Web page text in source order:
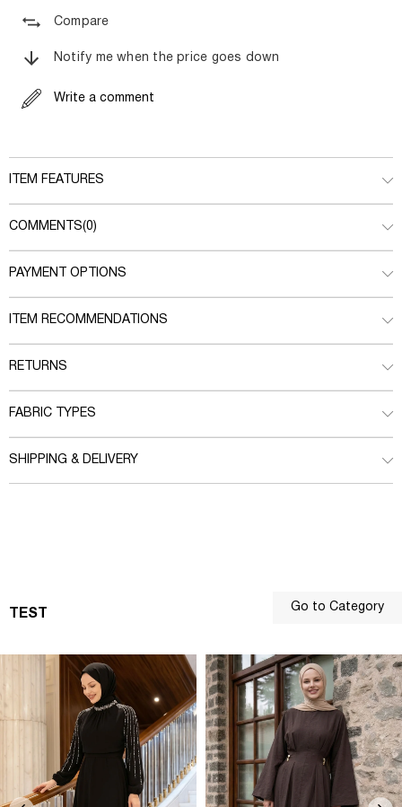
Compare
Notify me when the price goes down
Write a comment
ITEM FEATURES
COMMENTS(0)
PAYMENT OPTIONS
ITEM RECOMMENDATIONS
RETURNS
FABRIC TYPES
SHIPPING & DELIVERY
TEST
Go to Category